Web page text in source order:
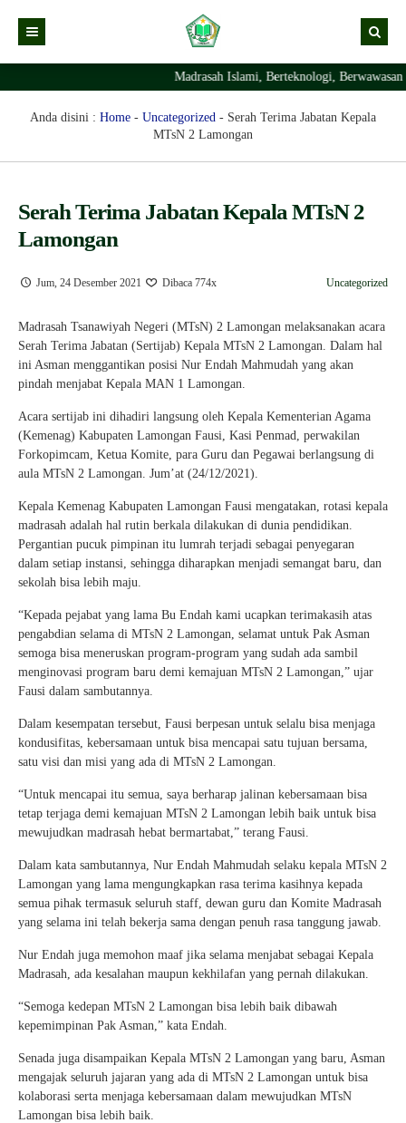
Kabar Madrasah
Profil Madrasah
Ekstrakurikuler Madrasah
Prestasi Madrasah
KURIKULUM
Struktur Organisasi Madrasah
Madrasah Islami, Berteknologi,
Anda disini : Home - Uncategorized - Serah Terima Jabatan Kepala
MTsN 2 Lamongan
Serah Terima Jabatan Kepala MTsN 2
Lamongan
Jum, 24 Desember 2021 Dibaca 774x Uncategorized
Madrasah Tsanawiyah Negeri (MTsN) 2 Lamongan melaksanakan acara
Serah Terima Jabatan (Sertijab) Kepala MTsN 2 Lamongan. Dalam hal
ini Asman menggantikan posisi Nur Endah Mahmudah yang akan
pindah menjabat Kepala MAN 1 Lamongan.
Acara sertijab ini dihadiri langsung oleh Kepala Kementerian Agama
(Kemenag) Kabupaten Lamongan Fausi, Kasi Penmad, perwakilan
Forkopimcam, Ketua Komite, para Guru dan Pegawai berlangsung di
aula MTsN 2 Lamongan. Jum’at (24/12/2021).
Kepala Kemenag Kabupaten Lamongan Fausi mengatakan, rotasi kepala
madrasah adalah hal rutin berkala dilakukan di dunia pendidikan.
Pergantian pucuk pimpinan itu lumrah terjadi sebagai penyegaran
dalam setiap instansi, sehingga diharapkan menjadi semangat baru, dan
sekolah bisa lebih maju.
“Kepada pejabat yang lama Bu Endah kami ucapkan terimakasih atas
pengabdian selama di MTsN 2 Lamongan, selamat untuk Pak Asman
semoga bisa meneruskan program-program yang sudah ada sambil
menginovasi program baru demi kemajuan MTsN 2 Lamongan,” ujar
Fausi dalam sambutannya.
Dalam kesempatan tersebut, Fausi berpesan untuk selalu bisa menjaga
kondusifitas, kebersamaan untuk bisa mencapai satu tujuan bersama,
satu visi dan misi yang ada di MTsN 2 Lamongan.
“Untuk mencapai itu semua, saya berharap jalinan kebersamaan bisa
tetap terjaga demi kemajuan MTsN 2 Lamongan lebih baik untuk bisa
mewujudkan madrasah hebat bermartabat,” terang Fausi.
Dalam kata sambutannya, Nur Endah Mahmudah selaku kepala MTsN 2
Lamongan yang lama mengungkapkan rasa terima kasihnya kepada
semua pihak termasuk seluruh staff, dewan guru dan Komite Madrasah
yang selama ini telah bekerja sama dengan penuh rasa tanggung jawab.
Nur Endah juga memohon maaf jika selama menjabat sebagai Kepala
Madrasah, ada kesalahan maupun kekhilafan yang pernah dilakukan.
“Semoga kedepan MTsN 2 Lamongan bisa lebih baik dibawah
kepemimpinan Pak Asman,” kata Endah.
Senada juga disampaikan Kepala MTsN 2 Lamongan yang baru, Asman
mengajak seluruh jajaran yang ada di MTsN 2 Lamongan untuk bisa
kolaborasi serta menjaga kebersamaan dalam mewujudkan MTsN
Lamongan bisa lebih baik.